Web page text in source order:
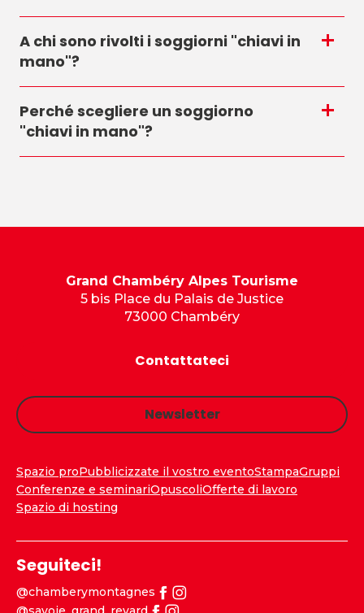
A chi sono rivolti i soggiorni "chiavi in
mano"?
Perché scegliere un soggiorno
"chiavi in mano"?
Grand Chambéry Alpes Tourisme
5 bis Place du Palais de Justice
73000 Chambéry
Contattateci
Newsletter
Spazio proPubblicizzate il vostro eventoStampaGruppi
Conferenze e seminariOpuscoliOfferte di lavoro
Spazio di hosting
Seguiteci!
@chamberymontagnes